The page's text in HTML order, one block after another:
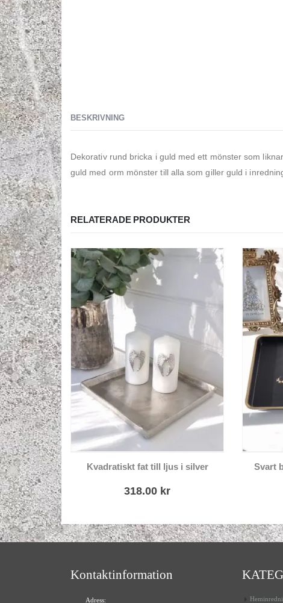
BESKRIVNING
Dekorativ rund bricka i guld med ett mönster som
guld med orm mönster till alla som giller guld i
RELATERADE PRODUKTER
Kvadratiskt fat till ljus i silver
318.00 kr
Kontaktinformation
Adress: